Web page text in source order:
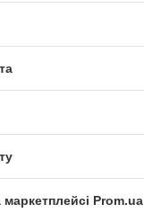
Prom.ua